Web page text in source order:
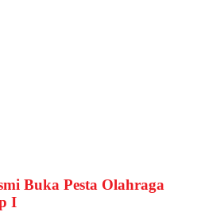
Buka Pesta Olahraga
I